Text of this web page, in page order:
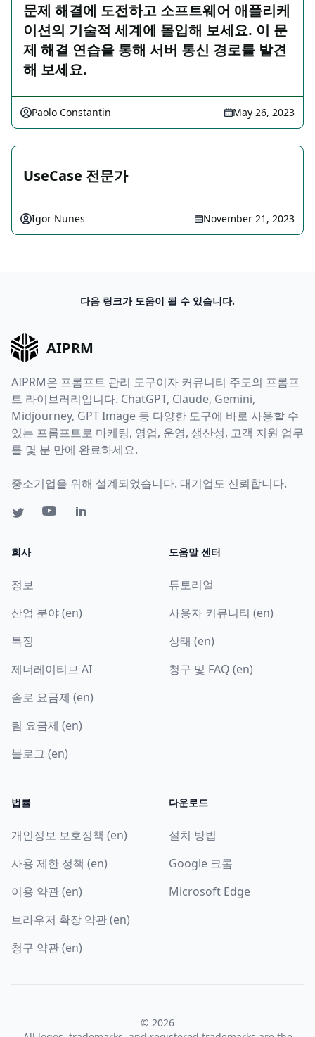
문제 해결에 도전하고 소프트웨어 애플리케
이션의 기술적 세계에 몰입해 보세요. 이 문
제 해결 연습을 통해 서버 통신 경로를 발견
해 보세요.
Paolo Constantin May 26, 2023
UseCase 전문가
Igor Nunes November 21, 2023
다음 링크가 도움이 될 수 있습니다.
AIPRM
AIPRM은 프롬프트 관리 도구이자 커뮤니티 주도의 프롬프
트 라이브러리입니다. ChatGPT, Claude, Gemini,
Midjourney, GPT Image 등 다양한 도구에 바로 사용할 수
있는 프롬프트로 마케팅, 영업, 운영, 생산성, 고객 지원 업무
를 몇 분 만에 완료하세요.
중소기업을 위해 설계되었습니다. 대기업도 신뢰합니다.
회사
정보
산업 분야 (en)
특징
제너레이티브 AI
솔로 요금제 (en)
팀 요금제 (en)
블로그 (en)
도움말 센터
튜토리얼
사용자 커뮤니티 (en)
상태 (en)
청구 및 FAQ (en)
법률
개인정보 보호정책 (en)
사용 제한 정책 (en)
이용 약관 (en)
브라우저 확장 약관 (en)
청구 약관 (en)
다운로드
설치 방법
Google 크롬
Microsoft Edge
© 2026